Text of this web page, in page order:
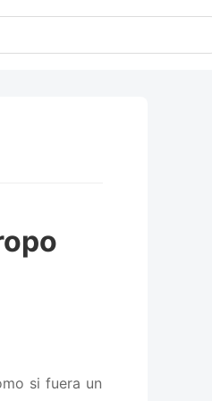
si fuera un